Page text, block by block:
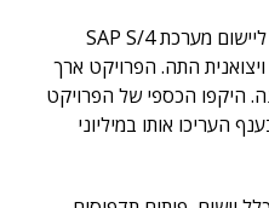
העלתה לאוויר פרויקט ליישום מערכת SAP S/4
ויצואנית התה. הפרויקט ארך
היקפו הכספי של הפרויקט
העריכו אותו במיליוני